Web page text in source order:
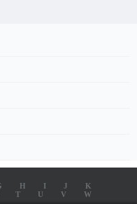
H I J
K
T U V
W